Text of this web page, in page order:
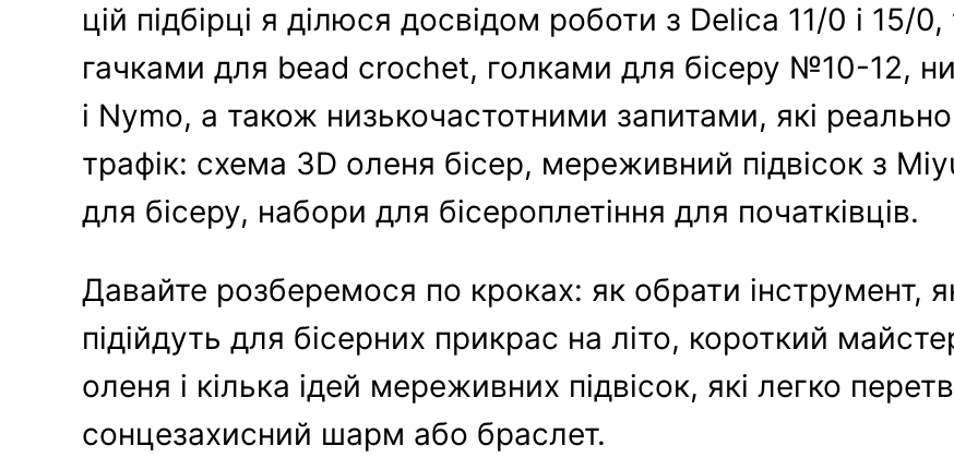
цій підбірці я ділюся досвідом роботи з Delica 11/0 і 15/
гачками для bead crochet, голками для бісеру №10-12,
і Nymo, а також низькочастотними запитами, які
трафік: схема 3D оленя бісер, мереживний підвісок з
для бісеру, набори для бісероплетіння для початківців.
Давайте розберемося по кроках: як обрати інструмент,
підійдуть для бісерних прикрас на літо, короткий
оленя і кілька ідей мереживних підвісок, які легко
сонцезахисний шарм або браслет.